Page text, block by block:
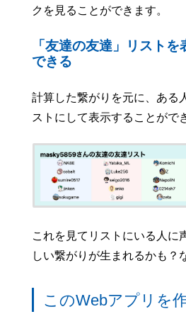
クを見ることができます。
「友達の友達」リスト
できる
計算した繋がりを元に、ある
ストにして表示することがで
これを見てリストにいる人に
しい繋がりが生まれるかも？
このWebアプリを